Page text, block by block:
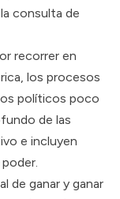
consulta de
recorrer en
los procesos
políticos poco
de las
e incluyen
de ganar y ganar